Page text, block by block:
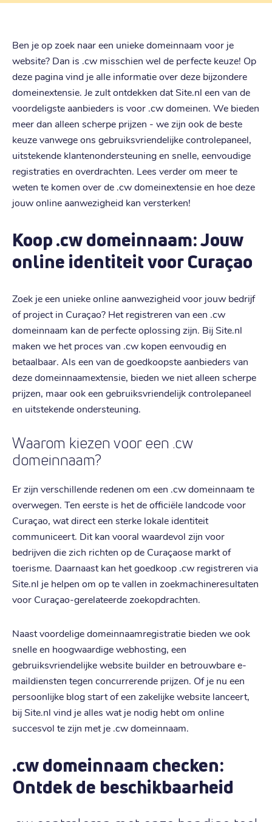
Ben je op zoek naar een unieke domeinnaam voor je
website? Dan is .cw misschien wel de perfecte keuze! Op
deze pagina vind je alle informatie over deze bijzondere
domeinextensie. Je zult ontdekken dat Site.nl een van de
voordeligste aanbieders is voor .cw domeinen. We bieden
meer dan alleen scherpe prijzen - we zijn ook de beste
keuze vanwege ons gebruiksvriendelijke controlepaneel,
uitstekende klantenondersteuning en snelle, eenvoudige
registraties en overdrachten. Lees verder om meer te
weten te komen over de .cw domeinextensie en hoe deze
jouw online aanwezigheid kan versterken!
Koop .cw domeinnaam: Jouw
online identiteit voor Curaçao
Zoek je een unieke online aanwezigheid voor jouw bedrijf
of project in Curaçao? Het registreren van een .cw
domeinnaam kan de perfecte oplossing zijn. Bij Site.nl
maken we het proces van .cw kopen eenvoudig en
betaalbaar. Als een van de goedkoopste aanbieders van
deze domeinnaamextensie, bieden we niet alleen scherpe
prijzen, maar ook een gebruiksvriendelijk controlepaneel
en uitstekende ondersteuning.
Waarom kiezen voor een .cw
domeinnaam?
Er zijn verschillende redenen om een .cw domeinnaam te
overwegen. Ten eerste is het de officiële landcode voor
Curaçao, wat direct een sterke lokale identiteit
communiceert. Dit kan vooral waardevol zijn voor
bedrijven die zich richten op de Curaçaose markt of
toerisme. Daarnaast kan het goedkoop .cw registreren via
Site.nl je helpen om op te vallen in zoekmachineresultaten
voor Curaçao-gerelateerde zoekopdrachten.
Naast voordelige domeinnaamregistratie bieden we ook
snelle en hoogwaardige webhosting, een
gebruiksvriendelijke website builder en betrouwbare e-
maildiensten tegen concurrerende prijzen. Of je nu een
persoonlijke blog start of een zakelijke website lanceert,
bij Site.nl vind je alles wat je nodig hebt om online
succesvol te zijn met je .cw domeinnaam.
.cw domeinnaam checken:
Ontdek de beschikbaarheid